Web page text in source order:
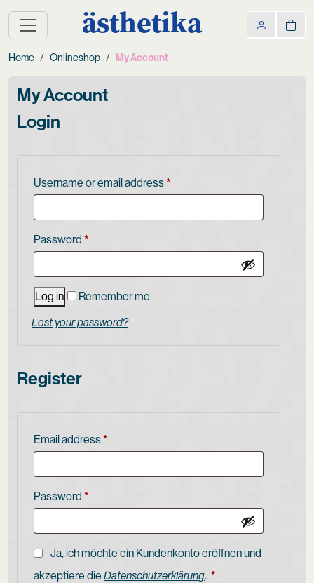
ästhetika
Home Onlineshop My Account
My Account
Login
Username or email address*
Password *
Log in
Remember me
Lost your password?
Register
Email address*
Password *
Ja, ich möchte ein Kundenkonto eröffnen und
akzeptiere die Datenschutzerklärung. *Required